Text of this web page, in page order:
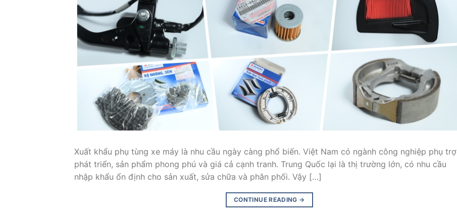
Xuất khẩu phụ tùng xe máy là nhu cầu ngày càng phổ biến. Việt Nam có ngành công nghiệp phụ trợ
phát triển, sản phẩm phong phú và giá cả cạnh tranh. Trung Quốc lại là thị trường lớn, có nhu cầu
nhập khẩu ổn định cho sản xuất, sửa chữa và phân phối. Vậy […]
CONTINUE READING →